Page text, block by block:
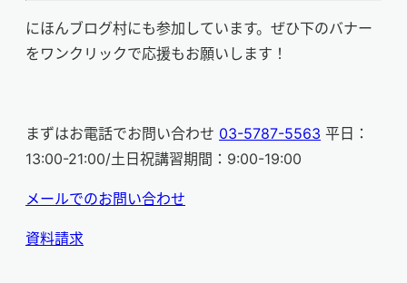
にほんブログ村にも参加しています。ぜひ下のバナー
をワンクリックで応援もお願いします！
まずはお電話でお問い合わせ 03-5787-5563 平日：
13:00-21:00/土日祝講習期間：9:00-19:00
メールでのお問い合わせ
資料請求